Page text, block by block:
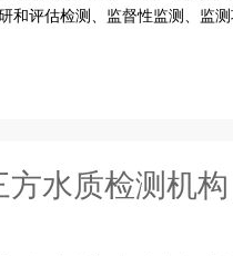
和评估检测、监督性监测、监
方水质检测机构